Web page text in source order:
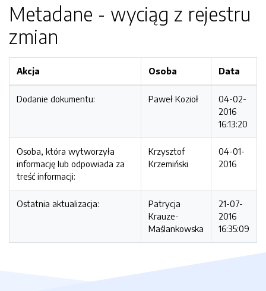
Metadane - wyciąg z rejestru
zmian
Akcja Osoba Data
Dodanie dokumentu: Paweł Kozioł
04-02-
2016
16:13:20
Osoba, która wytworzyła
informację lub odpowiada za
treść informacji:
Krzysztof
Krzemiński
04-01-
2016
Ostatnia aktualizacja:
Patrycja
Krauze-
Maślankowska
21-07-
2016
16:35:09